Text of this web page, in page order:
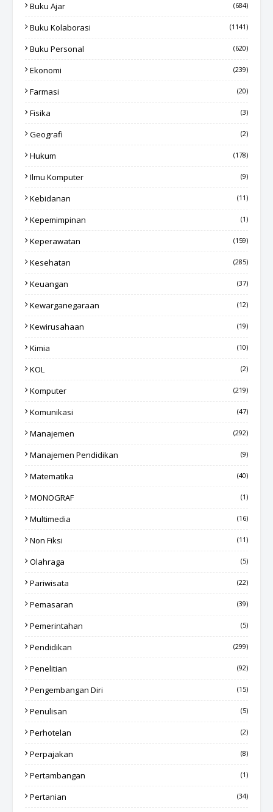
Buku Ajar (684)
Buku Kolaborasi (1141)
Buku Personal (620)
Ekonomi (239)
Farmasi (20)
Fisika (3)
Geografi (2)
Hukum (178)
Ilmu Komputer (9)
Kebidanan (11)
Kepemimpinan (1)
Keperawatan (159)
Kesehatan (285)
Keuangan (37)
Kewarganegaraan (12)
Kewirusahaan (19)
Kimia (10)
KOL (2)
Komputer (219)
Komunikasi (47)
Manajemen (292)
Manajemen Pendidikan (9)
Matematika (40)
MONOGRAF (1)
Multimedia (16)
Non Fiksi (11)
Olahraga (5)
Pariwisata (22)
Pemasaran (39)
Pemerintahan (5)
Pendidikan (299)
Penelitian (92)
Pengembangan Diri (15)
Penulisan (5)
Perhotelan (2)
Perpajakan (8)
Pertambangan (1)
Pertanian (34)